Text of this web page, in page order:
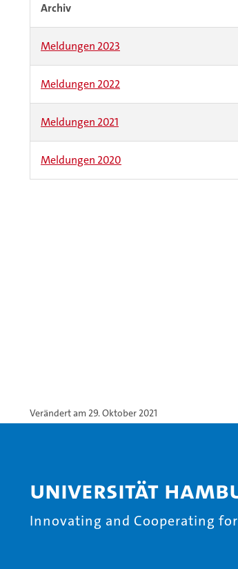
Archiv
Meldungen 2023
Meldungen 2022
Meldungen 2021
Meldungen 2020
Verändert am 29. Oktober 2021
Universität
Innovating and Cooperating